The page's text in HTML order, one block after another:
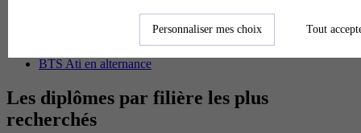
BTS Tpl en alternance
BTS Ati en alternance
Les diplômes par filière les plus
recherchés
Personnaliser mes choix Tout